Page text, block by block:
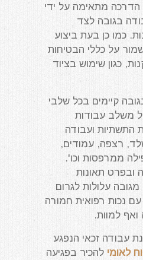
הדרכה מתאימה על ידי
בגובה לצד
כמו כן בעת ביצוע
על כללי הבטיחות
כגון שימוש בציוד
קיימים בכל שלבי
משלב עבודות
התשתיות ועבודה
רצפה, עמודים,
ממרפסות וכו'.
ובפרט תאונות
עלולות לגרום
נכות רפואית חמורה
ואף למוות.
עבודה זכאי הנפגע
לאומי להכיר בפגיעה